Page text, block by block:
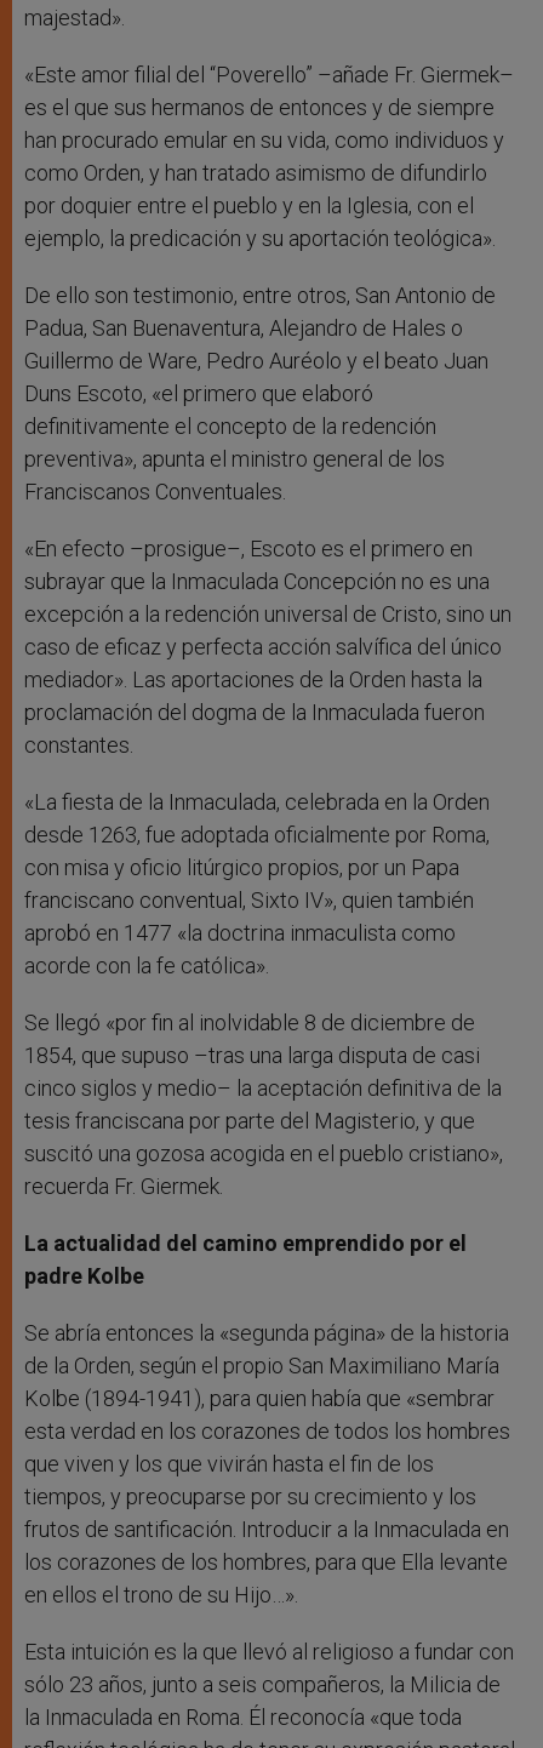
majestad».
«Este amor filial del “Poverello” –añade Fr. Giermek–
es el que sus hermanos de entonces y de siempre
han procurado emular en su vida, como individuos y
como Orden, y han tratado asimismo de difundirlo
por doquier entre el pueblo y en la Iglesia, con el
ejemplo, la predicación y su aportación teológica».
De ello son testimonio, entre otros, San Antonio de
Padua, San Buenaventura, Alejandro de Hales o
Guillermo de Ware, Pedro Auréolo y el beato Juan
Duns Escoto, «el primero que elaboró
definitivamente el concepto de la redención
preventiva», apunta el ministro general de los
Franciscanos Conventuales.
«En efecto –prosigue–, Escoto es el primero en
subrayar que la Inmaculada Concepción no es una
excepción a la redención universal de Cristo, sino un
caso de eficaz y perfecta acción salvífica del único
mediador». Las aportaciones de la Orden hasta la
proclamación del dogma de la Inmaculada fueron
constantes.
«La fiesta de la Inmaculada, celebrada en la Orden
desde 1263, fue adoptada oficialmente por Roma,
con misa y oficio litúrgico propios, por un Papa
franciscano conventual, Sixto IV», quien también
aprobó en 1477 «la doctrina inmaculista como
acorde con la fe católica».
Se llegó «por fin al inolvidable 8 de diciembre de
1854, que supuso –tras una larga disputa de casi
cinco siglos y medio– la aceptación definitiva de la
tesis franciscana por parte del Magisterio, y que
suscitó una gozosa acogida en el pueblo cristiano»,
recuerda Fr. Giermek.
La actualidad del camino emprendido por el
padre Kolbe
Se abría entonces la «segunda página» de la historia
de la Orden, según el propio San Maximiliano María
Kolbe (1894-1941), para quien había que «sembrar
esta verdad en los corazones de todos los hombres
que viven y los que vivirán hasta el fin de los
tiempos, y preocuparse por su crecimiento y los
frutos de santificación. Introducir a la Inmaculada en
los corazones de los hombres, para que Ella levante
en ellos el trono de su Hijo…».
Esta intuición es la que llevó al religioso a fundar con
sólo 23 años, junto a seis compañeros, la Milicia de
la Inmaculada en Roma. Él reconocía «que toda